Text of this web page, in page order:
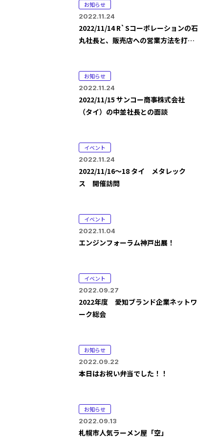
お知らせ
2022.11.24
2022/11/14 R`Sコーポレーションの石
丸社長と、販売店への営業方法を打合
お知らせ
2022.11.24
2022/11/15 サンコー商事株式会社
（タイ）の中並社長との面談
イベント
2022.11.24
2022/11/16〜18 タイ メタレック
ス 開催訪問
イベント
2022.11.04
エンジンフォーラム神戸出展！
イベント
2022.09.27
2022年度 愛知ブランド企業ネットワ
ーク総会
お知らせ
2022.09.22
本日はお祝い弁当でした！！
お知らせ
2022.09.13
札幌市人気ラーメン屋「空」